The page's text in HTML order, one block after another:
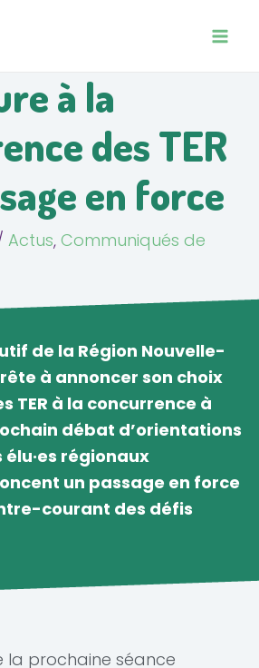
MAIN
à la
des TER
en force
Actus, Communiqués de
de la Région Nouvelle-
à annoncer son choix
TER à la concurrence à
débat d’orientations
régionaux
un passage en force
courant des défis
la prochaine séance